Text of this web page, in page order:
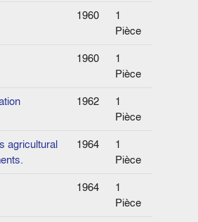
1960
1
Pièce
1960
1
Pièce
1962
1
Pièce
agricultural
1964
1
Pièce
1964
1
Pièce